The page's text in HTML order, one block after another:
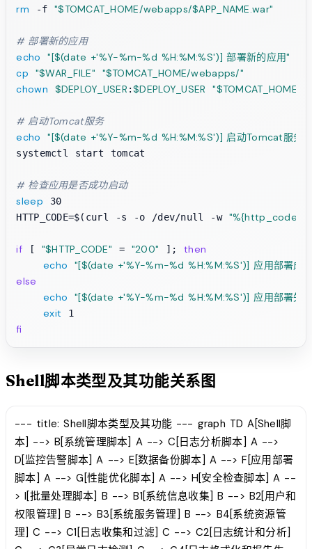
rm -f "$TOMCAT_HOME/webapps/$APP_NAME.war"
# 部署新的应用
echo
"[$(date +'%Y-%m-%d %H:%M:%S')] 部署新的应用"
cp "$WAR_FILE" "$TOMCAT_HOME/webapps/"
chown
$DEPLOY_USER :$DEPLOY_USER "$TOMCAT_HOME
# 启动Tomcat服务
echo
"[$(date +'%Y-%m-%d %H:%M:%S')] 启动Tomcat服务"
systemctl start tomcat
# 检查应用是否成功启动
sleep 30
HTTP_CODE=$(curl -s -o /dev/null -w "%{http_code}"
if [ "$HTTP_CODE" = "200" ]; then
echo
"[$(date +'%Y-%m-%d %H:%M:%S')] 应用部署成
else
echo
"[$(date +'%Y-%m-%d %H:%M:%S')] 应用部署失
exit
fi
Shell脚本类型及其功能关系图
--- title: Shell脚本类型及其功能 --- graph TD A[Shell脚
本] --> B[系统管理脚本] A --> C[日志分析脚本] A -->
D[监控告警脚本] A --> E[数据备份脚本] A --> F[应用部署
脚本] A --> G[性能优化脚本] A --> H[安全检查脚本] A --
> I[批量处理脚本] B --> B1[系统信息收集] B --> B2[用户和
权限管理] B --> B3[系统服务管理] B --> B4[系统资源管
理] C --> C1[日志收集和过滤] C --> C2[日志统计和分析]